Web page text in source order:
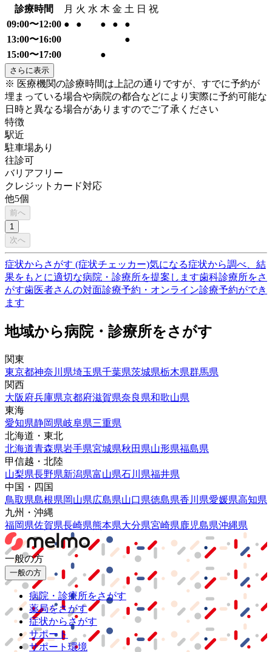
診療時間
月 火 水 木 金 土 日 祝
09:00〜12:00 ● ● ● ●
●
13:00〜16:00
●
15:00〜17:00
●
さらに表示
※ 医療機関の診療時間は上記の通りですが、すでに予約が
埋まっている場合や病院の都合などにより実際に予約可能な
日時と異なる場合がありますのでご了承ください
特徴
駅近
駐車場あり
往診可
バリアフリー
クレジットカード対応
他5個
前へ
1
次へ
症状からさがす (症状チェッカー)気になる症状から調べ、結
果をもとに適切な病院・診療所を提案します歯科診療所をさ
がす歯医者さんの対面診療予約・オンライン診療予約ができ
ます
地域から病院・診療所をさがす
関東
東京都神奈川県埼玉県千葉県茨城県栃木県群馬県
関西
大阪府兵庫県京都府滋賀県奈良県和歌山県
東海
愛知県静岡県岐阜県三重県
北海道・東北
北海道青森県岩手県宮城県秋田県山形県福島県
甲信越・北陸
山梨県長野県新潟県富山県石川県福井県
中国・四国
鳥取県島根県岡山県広島県山口県徳島県香川県愛媛県高知県
九州・沖縄
福岡県佐賀県長崎県熊本県大分県宮崎県鹿児島県沖縄県
一般の方
一般の方
病院・診療所をさがす
薬局をさがす
症状からさがす
サポート
サポート環境